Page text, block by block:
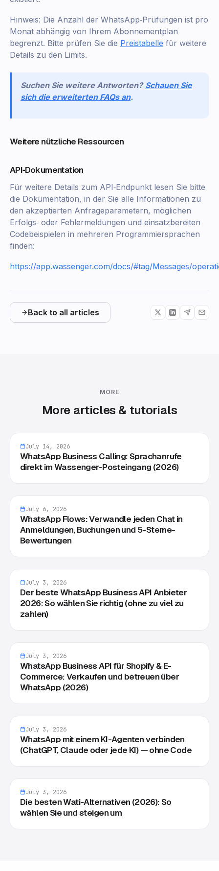
Hinweis: Die Anzahl der WhatsApp‑Prüfungen ist pro
Monat abhängig von Ihrem Abonnementplan
begrenzt. Bitte prüfen Sie die Preistabelle für weitere
Details zu den Limits.
Suchen Sie weitere Antworten? Schauen Sie
sich die erweiterten FAQs an.
Weitere nützliche Ressourcen
API‑Dokumentation
Für weitere Details zum API‑Endpunkt lesen Sie bitte
die Dokumentation, in der Sie alle Informationen zu
den akzeptierten Anfrageparametern, möglichen
Erfolgs‑ oder Fehlermeldungen und einsatzbereiten
Codebeispielen in mehreren Programmiersprachen
finden:
https://app.wassenger.com/docs/#tag/Messages/
Back to all articles
MORE
More articles & tutorials
July 14, 2026
WhatsApp Business Calling: Sprachanrufe
direkt im Wassenger-Posteingang (2026)
July 6, 2026
WhatsApp Flows: Verwandle jeden Chat in
Anmeldungen, Buchungen und 5-Sterne-
Bewertungen
July 3, 2026
Der beste WhatsApp Business API Anbieter
2026: So wählen Sie richtig (ohne zu viel zu
zahlen)
July 3, 2026
WhatsApp Business API für Shopify & E-
Commerce: Verkaufen und betreuen über
WhatsApp (2026)
July 3, 2026
WhatsApp mit einem KI-Agenten verbinden
(ChatGPT, Claude oder jede KI) — ohne Code
July 3, 2026
Die besten Wati-Alternativen (2026): So
wählen Sie und steigen um